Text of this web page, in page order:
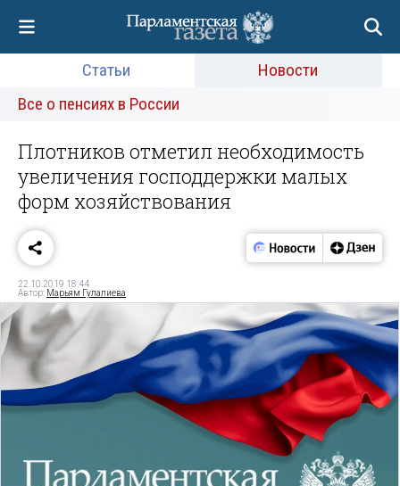
Статьи
Новости
Все о пенсиях в России
Плотников отметил необходимость
увеличения господдержки малых
форм хозяйствования
22.10.2019 18:44
Автор: Марьям Гулалиева